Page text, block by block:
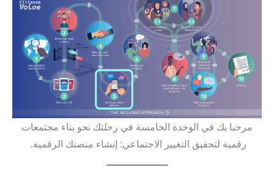
مرحبا بك في الوحدة الخامسة في رحلتك نحو بناء مجتمعات
رقمية لتحقيق التغيير الاجتماعي: إنشاء منصتك الرقمية.